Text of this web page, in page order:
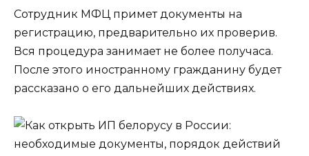
Сотрудник МФЦ примет документы на
регистрацию, предварительно их проверив.
Вся процедура занимает не более получаса.
После этого иностранному гражданину будет
рассказано о его дальнейших действиях.